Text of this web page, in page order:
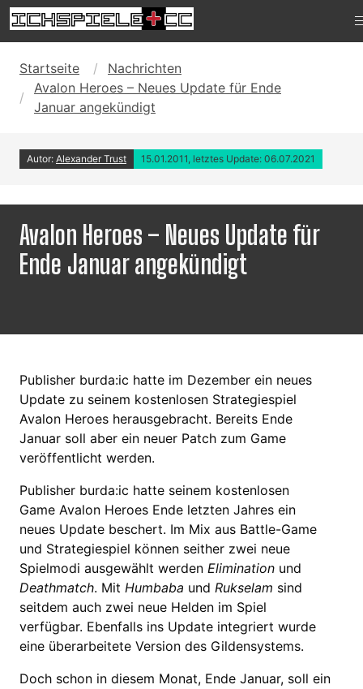
Startseite
Nachrichten
Avalon Heroes – Neues Update für Ende
Januar angekündigt
Autor: Alexander Trust 15.01.2011, letztes Update: 06.07.2021
Avalon Heroes – Neues Update für
Ende Januar angekündigt
Publisher burda:ic hatte im Dezember ein neues
Update zu seinem kostenlosen Strategiespiel
Avalon Heroes herausgebracht. Bereits Ende
Januar soll aber ein neuer Patch zum Game
veröffentlicht werden.
Publisher burda:ic hatte seinem kostenlosen
Game Avalon Heroes Ende letzten Jahres ein
neues Update beschert. Im Mix aus Battle-Game
und Strategiespiel können seither zwei neue
Spielmodi ausgewählt werden Elimination und
Deathmatch. Mit Humbaba und Rukselam sind
seitdem auch zwei neue Helden im Spiel
verfügbar. Ebenfalls ins Update integriert wurde
eine überarbeitete Version des Gildensystems.
Doch schon in diesem Monat, Ende Januar, soll ein